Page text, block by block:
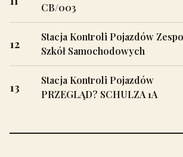
CB/003
12
Stacja Kontroli Pojazdów
Szkół Samochodowych
13
Stacja Kontroli Pojazdów
PRZEGLĄD? SCHULZA 1A